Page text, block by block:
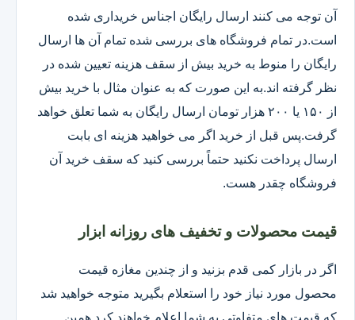
آن توجه می کنند ارسال رایگان اجناس خریداری شده
است.در تمام فروشگاه های بررسی شده تمام آن ها ارسال
رایگان را منوط به خرید بیش از سقف هزینه تعیین شده در
نظر گرفته اند.به این صورت که به عنوان مثال با خرید بیش
از ۱۵۰ یا ۲۰۰ هزار تومان ارسال رایگان به شما تعلق خواهد
گرفت.پس قبل از خرید اگر می خواهید هزینه ای بابت
ارسال پرداخت نکنید حتماً بررسی کنید که سقف خرید آن
فروشگاه چقدر هست.
قیمت محصولات و تخفیف های روزانه ابزار
اگر در بازار کمی قدم بزنید و از چندین مغازه قیمت
محصول مورد نیاز خود را استعلام بگیرید متوجه خواهید شد
که قیمت های متفاوتی به شما اعلام خواهند کرد همین